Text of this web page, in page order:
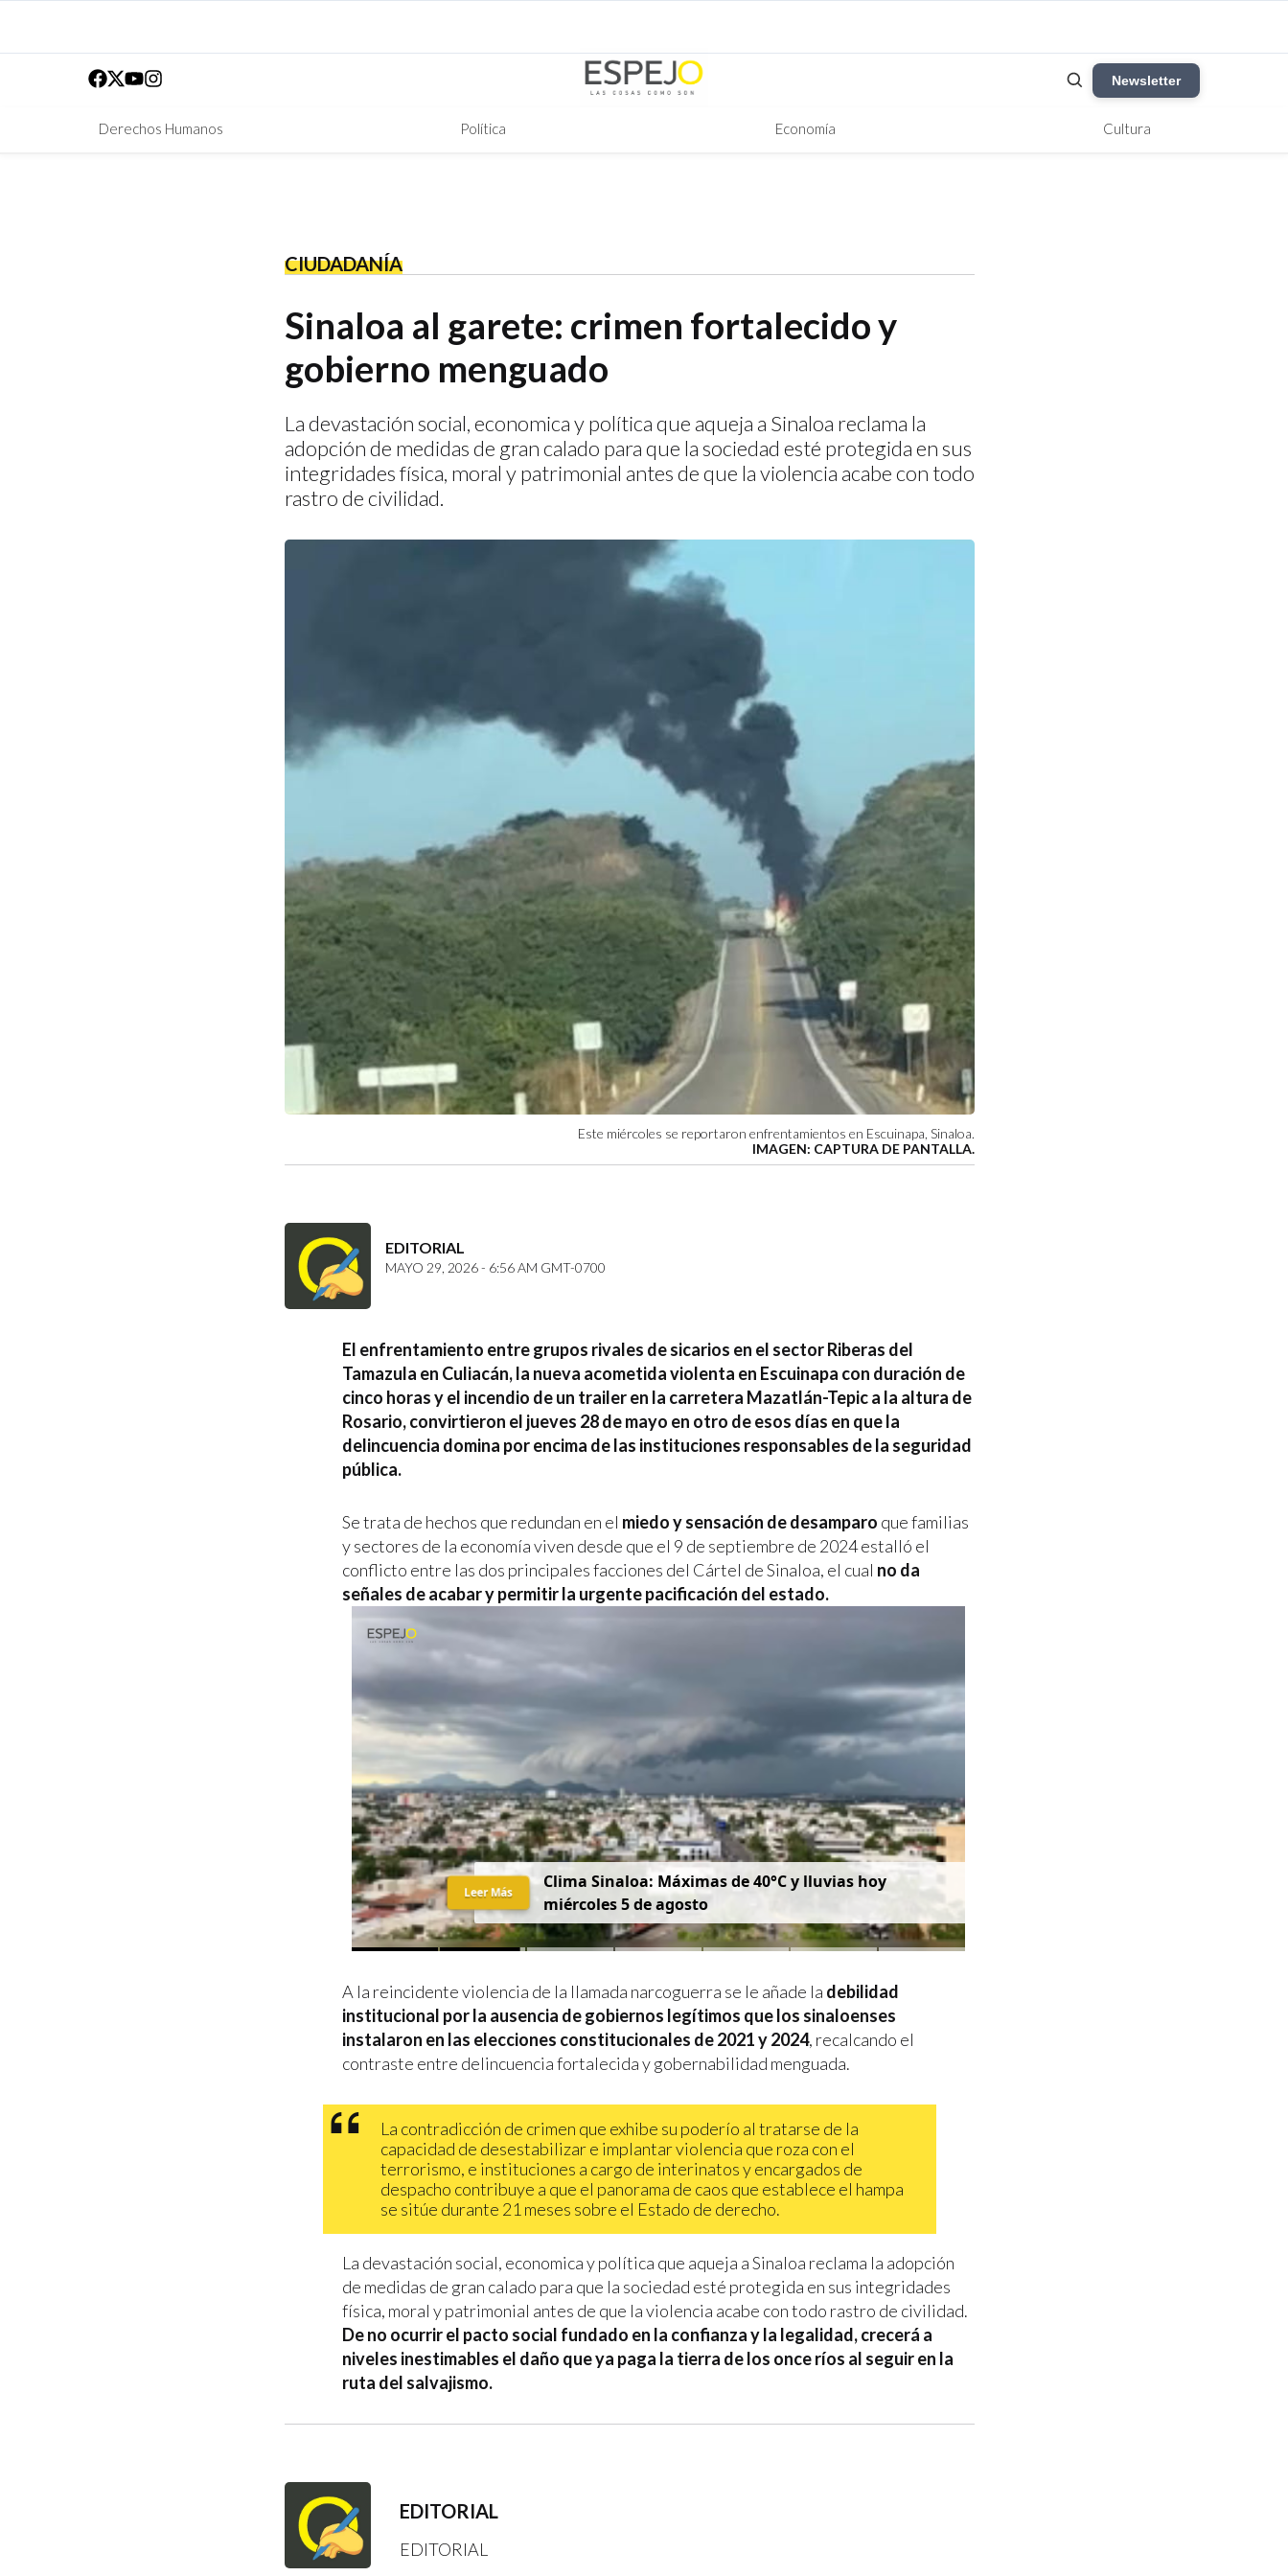
Newsletter
Derechos Humanos Política Economía Cultura
CIUDADANÍA
Sinaloa al garete: crimen fortalecido y
gobierno menguado
La devastación social, economica y política que aqueja a Sinaloa reclama la
adopción de medidas de gran calado para que la sociedad esté protegida en sus
integridades física, moral y patrimonial antes de que la violencia acabe con todo
rastro de civilidad.
Este miércoles se reportaron enfrentamientos en Escuinapa, Sinaloa.
IMAGEN: CAPTURA DE PANTALLA.
EDITORIAL
MAYO 29, 2026 - 6:56 AM GMT-0700
El enfrentamiento entre grupos rivales de sicarios en el sector Riberas del
Tamazula en Culiacán, la nueva acometida violenta en Escuinapa con duración de
cinco horas y el incendio de un trailer en la carretera Mazatlán-Tepic a la altura de
Rosario, convirtieron el jueves 28 de mayo en otro de esos días en que la
delincuencia domina por encima de las instituciones responsables de la seguridad
pública.
Se trata de hechos que redundan en el miedo y sensación de desamparo que familias
y sectores de la economía viven desde que el 9 de septiembre de 2024 estalló el
conflicto entre las dos principales facciones del Cártel de Sinaloa, el cual no da
señales de acabar y permitir la urgente pacificación del estado.
Clima Mazatlán 5 de agosto: lluvias ligeras hoy
Leer Más
A la reincidente violencia de la llamada narcoguerra se le añade la debilidad
institucional por la ausencia de gobiernos legítimos que los sinaloenses
instalaron en las elecciones constitucionales de 2021 y 2024, recalcando el
contraste entre delincuencia fortalecida y gobernabilidad menguada.
La contradicción de crimen que exhibe su poderío al tratarse de la
capacidad de desestabilizar e implantar violencia que roza con el
terrorismo, e instituciones a cargo de interinatos y encargados de
despacho contribuye a que el panorama de caos que establece el hampa
se sitúe durante 21 meses sobre el Estado de derecho.
La devastación social, economica y política que aqueja a Sinaloa reclama la adopción
de medidas de gran calado para que la sociedad esté protegida en sus integridades
física, moral y patrimonial antes de que la violencia acabe con todo rastro de civilidad.
De no ocurrir el pacto social fundado en la confianza y la legalidad, crecerá a
niveles inestimables el daño que ya paga la tierra de los once ríos al seguir en la
ruta del salvajismo.
EDITORIAL
EDITORIAL